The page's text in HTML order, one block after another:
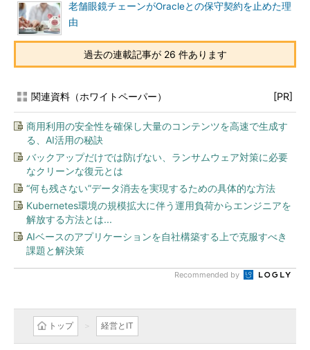
老舗眼鏡チェーンがOracleとの保守契約を止めた理
由
過去の連載記事が 26 件あります
関連資料（ホワイトペーパー） [PR]
商用利用の安全性を確保し大量のコンテンツを高速で生成す
る、AI活用の秘訣
バックアップだけでは防げない、ランサムウェア対策に必要
なクリーンな復元とは
“何も残さない”データ消去を実現するための具体的な方法
Kubernetes環境の規模拡大に伴う運用負荷からエンジニアを
解放する方法とは...
AIベースのアプリケーションを自社構築する上で克服すべき
課題と解決策
Recommended by
トップ 経営とIT